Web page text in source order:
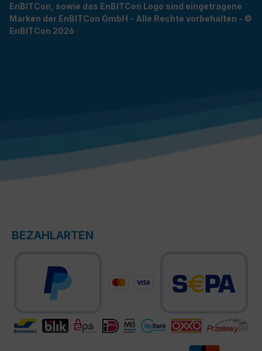
EnBITCon, sowie das EnBITCon Logo sind eingetragene
Marken der EnBITCon GmbH - Alle Rechte vorbehalten - ©
EnBITCon 2026
BEZAHLARTEN